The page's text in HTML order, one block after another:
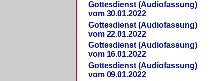
Gottesdienst (Audiofassung)
vom 30.01.2022
Gottesdienst (Audiofassung)
vom 22.01.2022
Gottesdienst (Audiofassung)
vom 16.01.2022
Gottesdienst (Audiofassung)
vom 09.01.2022